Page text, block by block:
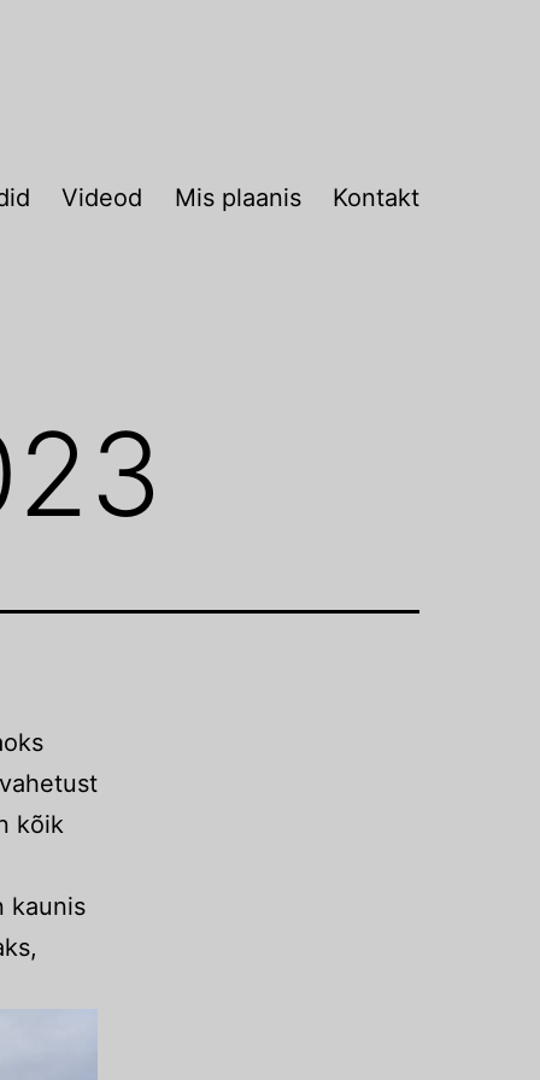
Videod Mis plaanis Kontakt
kõik
kaunis